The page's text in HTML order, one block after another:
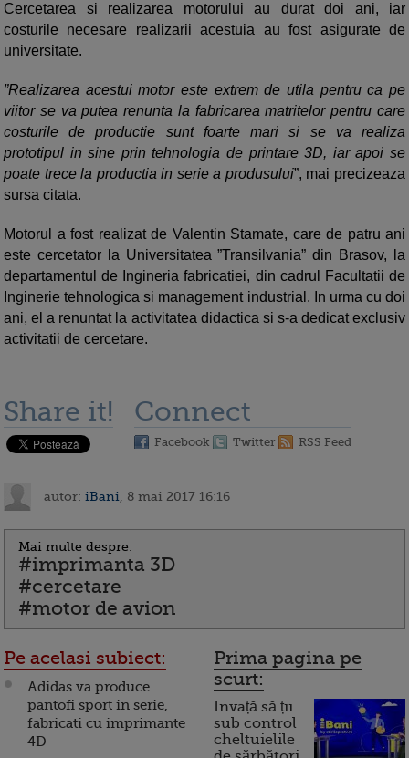
Cercetarea si realizarea motorului au durat doi ani, iar
costurile necesare realizarii acestuia au fost asigurate de
universitate.
”Realizarea acestui motor este extrem de utila pentru ca pe
viitor se va putea renunta la fabricarea matritelor pentru care
costurile de productie sunt foarte mari si se va realiza
prototipul in sine prin tehnologia de printare 3D, iar apoi se
poate trece la productia in serie a produsului”, mai precizeaza
sursa citata.
Motorul a fost realizat de Valentin Stamate, care de patru ani
este cercetator la Universitatea ”Transilvania” din Brasov, la
departamentul de Ingineria fabricatiei, din cadrul Facultatii de
Inginerie tehnologica si management industrial. In urma cu doi
ani, el a renuntat la activitatea didactica si s-a dedicat exclusiv
activitatii de cercetare.
Share it! Connect
Facebook Twitter RSS Feed
autor: iBani , 8 mai 2017 16:16
Mai multe despre:
#imprimanta 3D
#cercetare
#motor de avion
Pe acelasi subiect:
Adidas va produce
pantofi sport in serie,
fabricati cu imprimante
4D
Prima pagina pe
scurt:
Invață să ții
sub control
cheltuielile